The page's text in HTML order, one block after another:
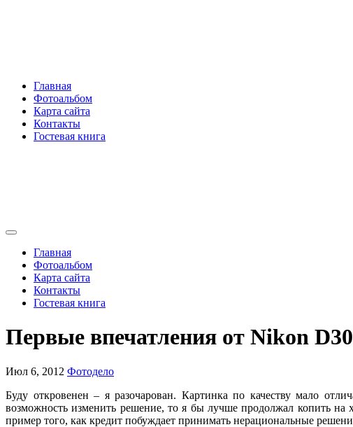
Главная
Фотоальбом
Карта сайта
Контакты
Гостевая книга
Главная
Фотоальбом
Карта сайта
Контакты
Гостевая книга
Первые впечатления от Nikon
Июл 6, 2012 Фотодело
Буду откровенен – я разочарован. Картинка по качеству мало
возможность изменить решение, то я бы лучше продолжал копить на
пример того, как кредит побуждает принимать нерациональные